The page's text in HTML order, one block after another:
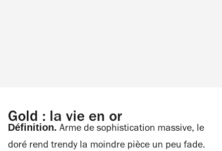
Gold : la vie en or
Définition. Arme de sophistication massive, le
doré rend trendy la moindre pièce un peu fade.